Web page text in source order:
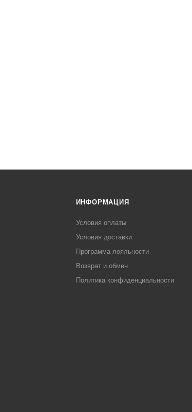
ИНФОРМАЦИЯ
Условия оплаты
Условия доставки
Программа лояльности
Возврат и обмен
Политика конфиденциальности